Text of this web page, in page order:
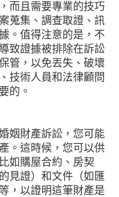
而且需要專業的技巧
蒐集、調查取證、訊
。值得注意的是，不
致證據被排除在訴訟
管，以免丟失、破壞
技術人員和法律顧問
的。
姻財產訴訟，您可能
。這時候，您可以供
如購屋合約、房契
見證）和文件（如匯
，以證明這筆財產是